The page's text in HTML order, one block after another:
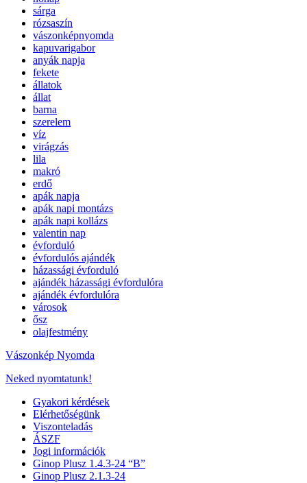
sárga
rózsaszín
vászonképnyomda
kapuvarigabor
anyák napja
fekete
állatok
állat
barna
szerelem
víz
virágzás
lila
makró
erdő
apák napja
apák napi montázs
apák napi kollázs
valentin nap
évforduló
évfordulós ajándék
házassági évforduló
ajándék házassági évfordulóra
ajándék évfordulóra
városok
ősz
olajfestmény
Vászonkép Nyomda
Neked nyomtatunk!
Gyakori kérdések
Elérhetőségünk
Viszonteladás
ÁSZF
Jogi információk
Ginop Plusz 1.4.3-24 “B”
Ginop Plusz 2.1.3-24